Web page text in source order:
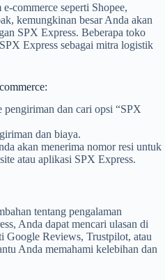
commerce seperti Shopee,
kemungkinan besar Anda akan
SPX Express. Beberapa toko
Express sebagai mitra logistik
pengiriman dan cari opsi “SPX
dan biaya.
akan menerima nomor resi untuk
atau aplikasi SPX Express.
tentang pengalaman
Anda dapat mencari ulasan di
Google Reviews, Trustpilot, atau
Anda memahami kelebihan dan